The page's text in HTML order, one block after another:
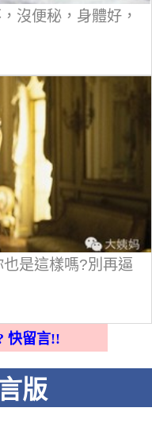
沒便秘，身體好，
是這樣嗎?別再逼
快留言!!
版